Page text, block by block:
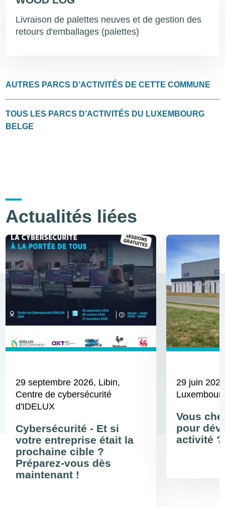
Livraison de palettes neuves et de gestion des
retours d'emballages (palettes)
AUTRES PARCS D’ACTIVITÉS DE CETTE COMMUNE
TOUS LES PARCS D’ACTIVITÉS DU LUXEMBOURG
BELGE
Actualités liées
29 septembre 2026, Libin,
Centre de cybersécurité
d'IDELUX
Cybersécurité - Et si
votre entreprise était la
prochaine cible ?
Préparez-vous dès
maintenant !
29 juin
Vous
pour
activité ?